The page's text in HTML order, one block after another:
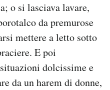
o si lasciava lavare,
da premurose
mettere a letto sotto
E poi
dolcissime e
da un harem di donne,